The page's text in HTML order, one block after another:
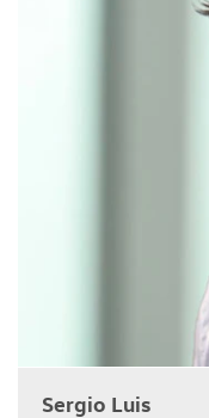
Sergio Luis